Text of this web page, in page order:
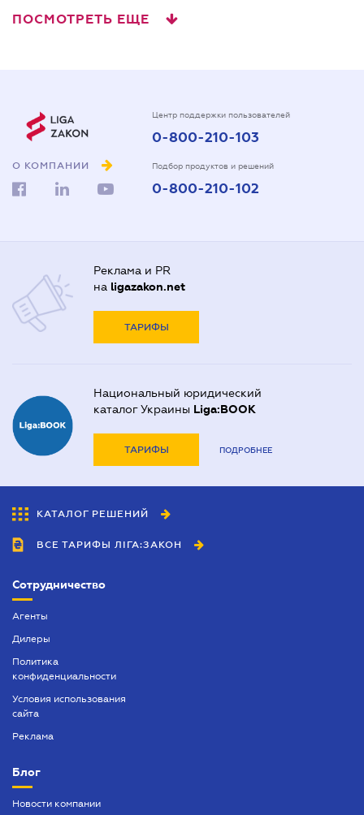
ПОСМОТРЕТЬ ЕЩЕ
О КОМПАНИИ
Центр поддержки пользователей
0-800-210-103
Подбор продуктов и решений
0-800-210-102
Реклама и PR
на ligazakon.net
ТАРИФЫ
Национальный юридический
каталог Украины Liga:BOOK
ТАРИФЫ ПОДРОБНЕЕ
КАТАЛОГ РЕШЕНИЙ
ВСЕ ТАРИФЫ ЛІГА:ЗАКОН
Сотрудничество
Агенты
Дилеры
Политика
конфиденциальности
Условия использования
сайта
Реклама
Блог
Новости компании